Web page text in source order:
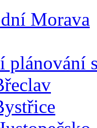
Morava
plánování